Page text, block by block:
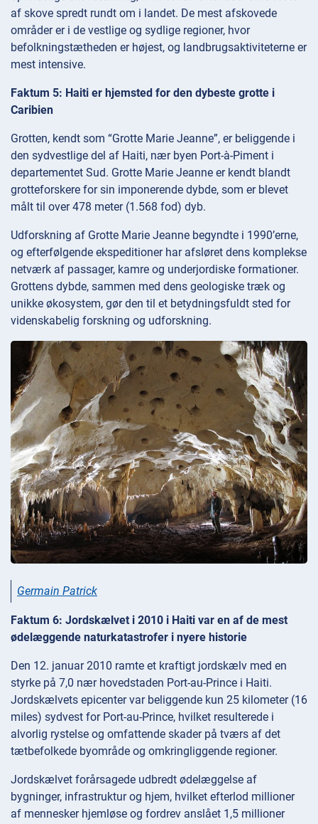
af skove spredt rundt om i landet. De mest afskovede
områder er i de vestlige og sydlige regioner, hvor
befolkningstætheden er højest, og landbrugsaktiviteterne er
mest intensive.
Faktum 5: Haiti er hjemsted for den dybeste grotte i
Caribien
Grotten, kendt som “Grotte Marie Jeanne”, er beliggende i
den sydvestlige del af Haiti, nær byen Port-à-Piment i
departementet Sud. Grotte Marie Jeanne er kendt blandt
grotteforskere for sin imponerende dybde, som er blevet
målt til over 478 meter (1.568 fod) dyb.
Udforskning af Grotte Marie Jeanne begyndte i 1990’erne,
og efterfølgende ekspeditioner har afsløret dens komplekse
netværk af passager, kamre og underjordiske formationer.
Grottens dybde, sammen med dens geologiske træk og
unikke økosystem, gør den til et betydningsfuldt sted for
videnskabelig forskning og udforskning.
Germain Patrick
Faktum 6: Jordskælvet i 2010 i Haiti var en af de mest
ødelæggende naturkatastrofer i nyere historie
Den 12. januar 2010 ramte et kraftigt jordskælv med en
styrke på 7,0 nær hovedstaden Port-au-Prince i Haiti.
Jordskælvets epicenter var beliggende kun 25 kilometer (16
miles) sydvest for Port-au-Prince, hvilket resulterede i
alvorlig rystelse og omfattende skader på tværs af det
tætbefolkede byområde og omkringliggende regioner.
Jordskælvet forårsagede udbredt ødelæggelse af
bygninger, infrastruktur og hjem, hvilket efterlod millioner
af mennesker hjemløse og fordrev anslået 1,5 millioner